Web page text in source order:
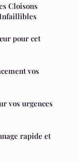
Cloisons
Infaillibles
pour cet
vos
vos urgences
rapide et